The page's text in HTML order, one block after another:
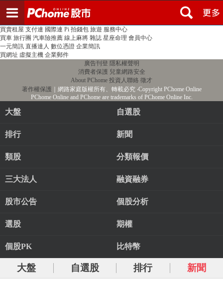
PChome首頁 線上購物 24h購物 書店
買賣租屋 支付連 國際連 Pi 拍錢包 旅遊 服務中心
買車 旅行團 汽車險推薦 線上麻將 雜誌 星座命理 會員中心
一元簡訊 直播達人 數位憑證 企業簡訊
買網址 虛擬主機 企業郵件
廣告刊登 隱私權聲明
消費者保護 兒童網路安全
About PChome 投資人聯絡 徵才
著作權保護 ｜網路家庭版權所有、轉載必究‧Copyright PChome Online
PChome Online and PChome are trademarks of PChome Online Inc.
大盤 自選股
排行 新聞
類股 分類報價
三大法人 融資融券
股市公告 個股分析
選股 期權
個股PK 比特幣
大盤 自選股 排行 新聞